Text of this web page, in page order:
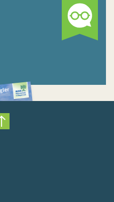
Nach oben scrollen